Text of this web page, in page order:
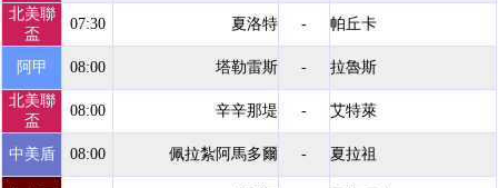
北美聯
盃
07:30 夏洛特 - 帕丘卡
阿甲 08:00 塔勒雷斯 -
拉魯斯
北美聯
盃
08:00 辛辛那堤 - 艾特萊
中美盾 08:00 佩拉紮阿馬多爾 - 夏拉祖